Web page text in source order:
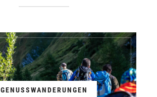
GENUSSWANDERUNGEN